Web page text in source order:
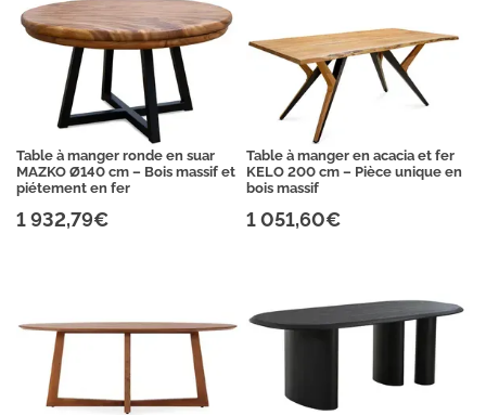
Table à manger ronde en suar
MAZKO Ø140 cm – Bois massif et
piétement en fer
1 932,79€
Table à manger en acacia et fer
KELO 200 cm – Pièce unique en
bois massif
1 051,60€